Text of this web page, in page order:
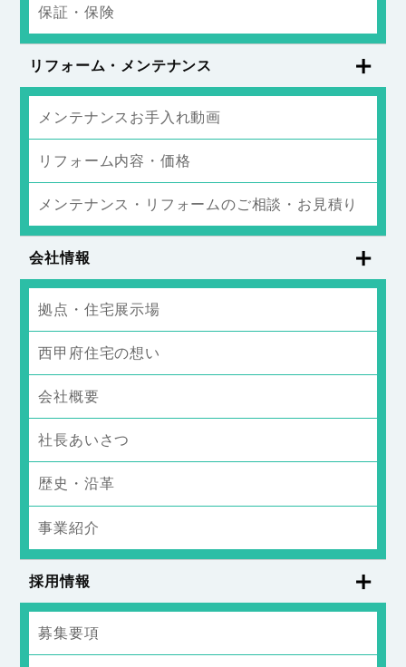
保証・保険
リフォーム・メンテナンス
メンテナンスお手入れ動画
リフォーム内容・価格
メンテナンス・リフォームのご相談・お見積り
会社情報
拠点・住宅展示場
西甲府住宅の想い
会社概要
社長あいさつ
歴史・沿革
事業紹介
採用情報
募集要項